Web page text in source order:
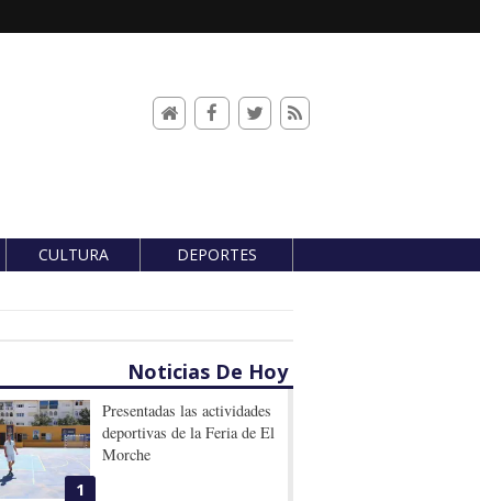
CULTURA DEPORTES
Noticias De Hoy
1
Presentadas las actividades
deportivas de la Feria de El
Morche